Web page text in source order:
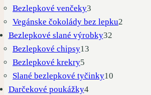
produktov
Bezlepkové venčeky3
produkty
Vegánske čokolády bez lepku2
Bezlepkové slané výrobky3232
Bezlepkové chipsy13
Bezlepkové krekry5
produktov
Slané bezlepkové tyčinky10
Darčekové poukážky44